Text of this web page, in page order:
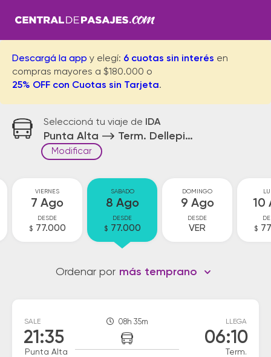
Descargá la app y elegí: 6 cuotas sin interés en
compras mayores a $180.000 o
25% OFF con Cuotas sin Tarjeta.
Seleccioná tu viaje de IDA
Punta Alta Term. Dellepiane Bs.As.
Modificar
VIERNES
7 Ago
DESDE
$ 77.000
SABADO
8 Ago
DESDE
$ 77.000
DOMINGO
9 Ago
DESDE
VER
10
$
Ordenar por más temprano
SALE
21:35
Punta Alta
08h 35m LLEGA
06:10
Term.